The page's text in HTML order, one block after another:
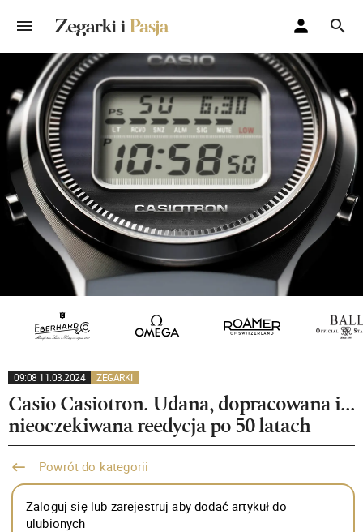
09:08 11.03.2024 ZEGARKI
Casio Casiotron. Udana, dopracowana i...
nieoczekiwana reedycja po 50 latach
Powrót do kategorii
Zaloguj się lub zarejestruj aby dodać artykuł do
ulubionych